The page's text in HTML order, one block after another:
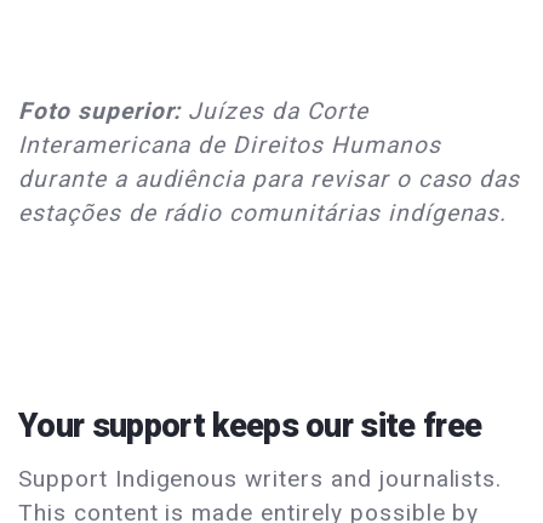
Foto superior:Juízes da Corte
Interamericana de Direitos Humanos
durante a audiência para revisar o caso das
estações de rádio comunitárias indígenas.
Your support keeps our site free
Support Indigenous writers and journalists.
This content is made entirely possible by